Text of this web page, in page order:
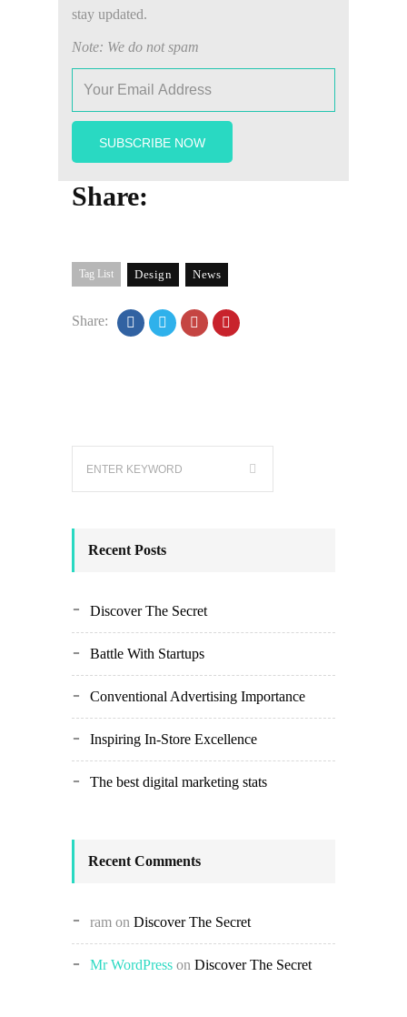
stay updated.
Note: We do not spam
Share:
Tag List Design News
Share:
Recent Posts
Discover The Secret
Battle With Startups
Conventional Advertising Importance
Inspiring In-Store Excellence
The best digital marketing stats
Recent Comments
ram on Discover The Secret
Mr WordPress on Discover The Secret